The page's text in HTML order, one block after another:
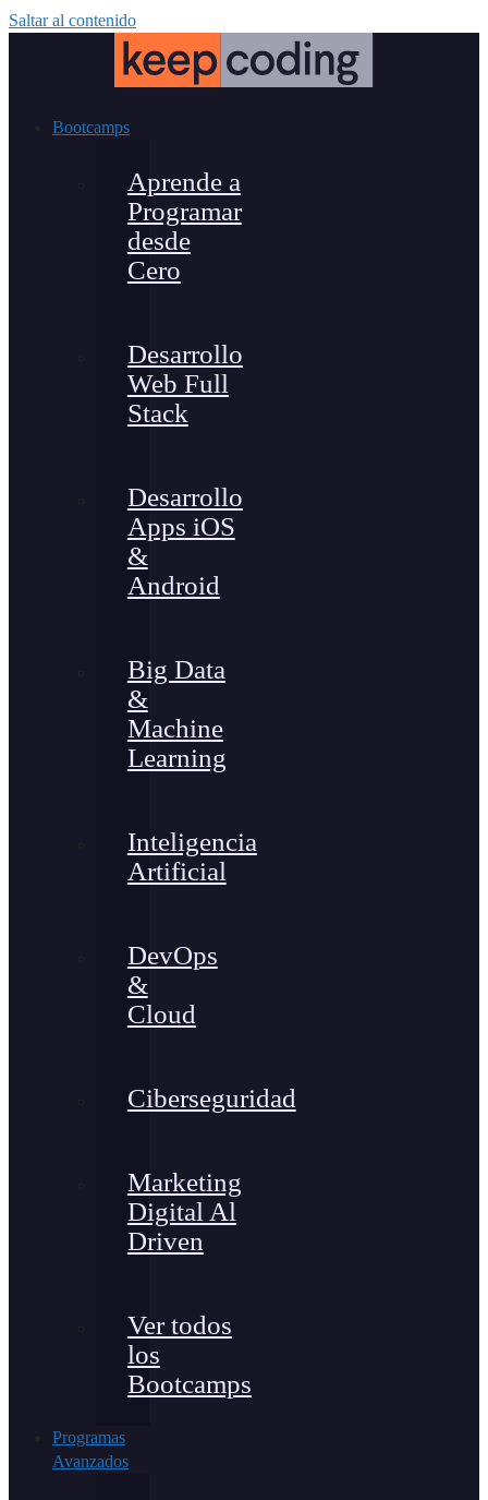
Saltar al contenido
Bootcamps
Aprende a
Programar
desde
Cero
Desarrollo
Web Full
Stack
Desarrollo
Apps iOS
&
Android
Big Data
&
Machine
Learning
Inteligencia
Artificial
DevOps
&
Cloud
Ciberseguridad
Marketing
Digital Al
Driven
Ver todos
los
Bootcamps
Programas
Avanzados